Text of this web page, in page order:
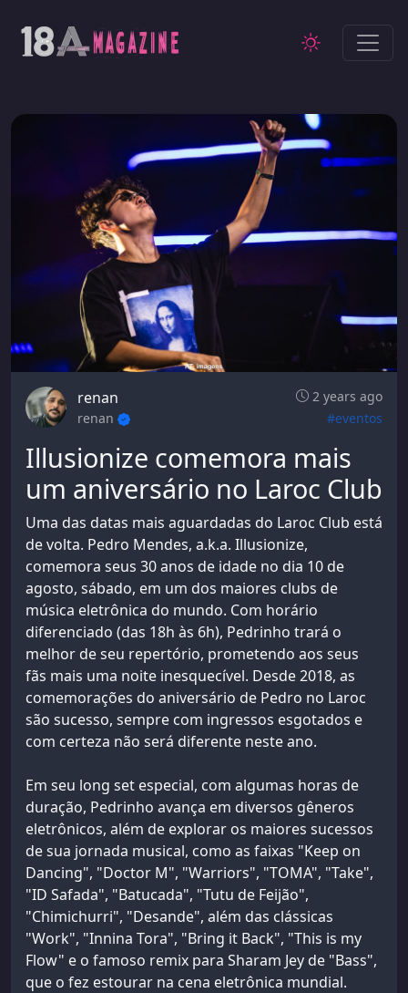
renan
2 years ago
renan
#eventos
Illusionize comemora mais
um aniversário no Laroc Club
Uma das datas mais aguardadas do Laroc Club está
de volta. Pedro Mendes, a.k.a. Illusionize,
comemora seus 30 anos de idade no dia 10 de
agosto, sábado, em um dos maiores clubs de
música eletrônica do mundo. Com horário
diferenciado (das 18h às 6h), Pedrinho trará o
melhor de seu repertório, prometendo aos seus
fãs mais uma noite inesquecível. Desde 2018, as
comemorações do aniversário de Pedro no Laroc
são sucesso, sempre com ingressos esgotados e
com certeza não será diferente neste ano.
Em seu long set especial, com algumas horas de
duração, Pedrinho avança em diversos gêneros
eletrônicos, além de explorar os maiores sucessos
de sua jornada musical, como as faixas "Keep on
Dancing", "Doctor M", "Warriors", "TOMA", "Take",
"ID Safada", "Batucada", "Tutu de Feijão",
"Chimichurri", "Desande", além das clássicas
"Work", "Innina Tora", "Bring it Back", "This is my
Flow" e o famoso remix para Sharam Jey de "Bass",
que o fez estourar na cena eletrônica mundial.